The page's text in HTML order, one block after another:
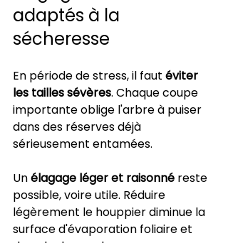
adaptés à la
sécheresse
En période de stress, il faut éviter
les tailles sévères. Chaque coupe
importante oblige l'arbre à puiser
dans des réserves déjà
sérieusement entamées.
Un élagage léger et raisonné reste
possible, voire utile. Réduire
légèrement le houppier diminue la
surface d'évaporation foliaire et